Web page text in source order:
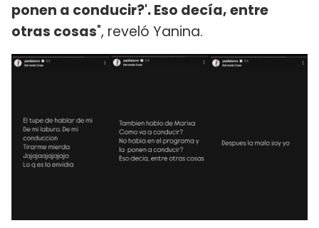
ponen a conducir?'. Eso decía, entre
otras cosas", reveló Yanina.